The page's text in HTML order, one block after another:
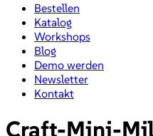
Bestellen
Katalog
Workshops
Blog
Demo werden
Newsletter
Kontakt
Craft-Mini-